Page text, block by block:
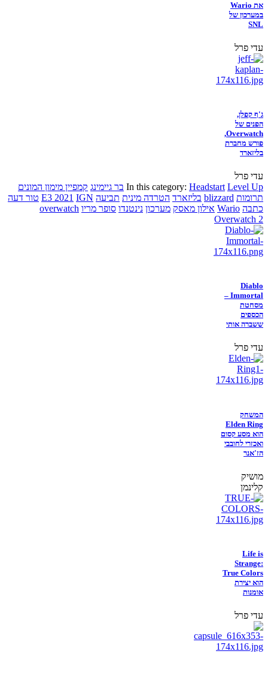
את Wario
במערכון של
SNL
עדי פרל
ג'ף קפלן,
הפנים של
Overwatch,
פורש מחברת
בליזארד
עדי פרל
In this category: Headstart Level Up בר גיימינג קמפיין מימון המונים
תרומות blizzard בליזארד הטרדה מינית תביעה E3 2021 IGN
טור דעה
כתבה Wario אילון מאסק מערכון נינטנדו סופר מריו overwatch
Overwatch 2
Diablo
Immortal –
מסחטת
הכספים
ששברה אותי
עדי פרל
המשחק
Elden Ring
הוא מסע קסום
ואכזרי לחובבי
הז'אנר
מושיק
קלינמן
Life is
Strange:
True Colors
הוא יצירת
אומנות
עדי פרל